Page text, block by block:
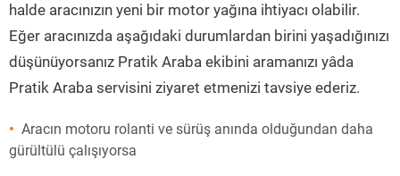
halde aracınızın yeni bir motor yağına ihtiyacı olabilir.
Eğer aracınızda aşağıdaki durumlardan birini yaşadığınızı
düşünüyorsanız Pratik Araba ekibini aramanızı yâda
Pratik Araba servisini ziyaret etmenizi tavsiye ederiz.
Aracın motoru rolanti ve sürüş anında olduğundan daha
gürültülü çalışıyorsa